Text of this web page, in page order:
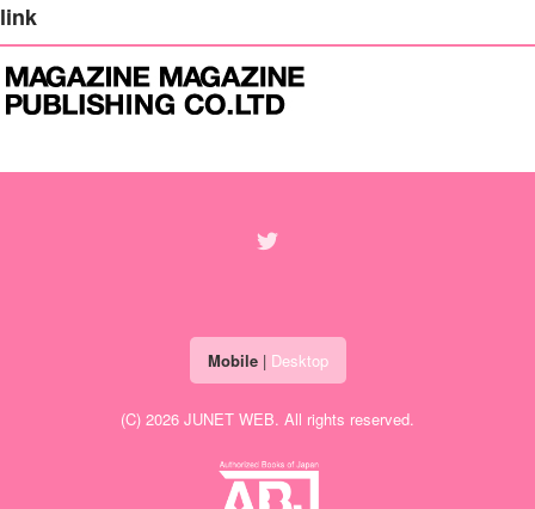
link
Mobile| Desktop
(C) 2026 JUNET WEB. All rights reserved.